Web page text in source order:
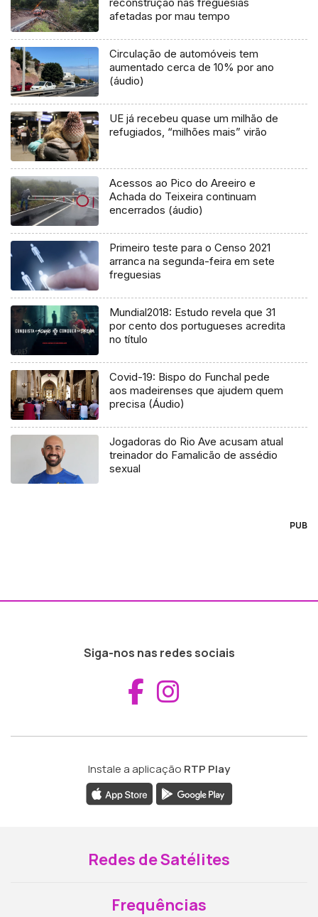
afetadas por mau tempo
Circulação de automóveis tem
aumentado cerca de 10% por ano
(áudio)
UE já recebeu quase um milhão de
refugiados, “milhões mais” virão
Acessos ao Pico do Areeiro e
Achada do Teixeira continuam
encerrados (áudio)
Primeiro teste para o Censo 2021
arranca na segunda-feira em sete
freguesias
Mundial2018: Estudo revela que 31
por cento dos portugueses acredita
no título
Covid-19: Bispo do Funchal pede
aos madeirenses que ajudem quem
precisa (Áudio)
Jogadoras do Rio Ave acusam atual
treinador do Famalicão de assédio
sexual
PUB
Siga-nos nas redes sociais
Aceder ao
Instale a aplicação RTP Play
Redes de Satélites
Frequências